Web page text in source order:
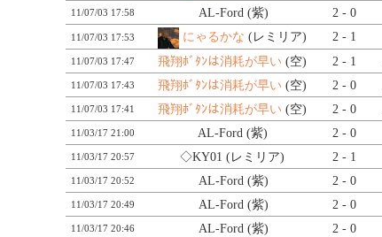
11/07/03 17:58 AL-Ford (紫) 2 - 0
11/07/03 17:53 にゃるかな (レミリア) 2 - 1
11/07/03 17:47 飛翔ﾎﾞﾀﾝは消耗が早い (空) 2 - 1
11/07/03 17:43 飛翔ﾎﾞﾀﾝは消耗が早い (空) 2 - 0
11/07/03 17:41 飛翔ﾎﾞﾀﾝは消耗が早い (空) 2 - 0
11/03/17 21:00 AL-Ford (紫) 2 - 0
11/03/17 20:57 ◇KY01 (レミリア) 2 - 1
11/03/17 20:52 AL-Ford (紫) 2 - 0
11/03/17 20:49 AL-Ford (紫) 2 - 0
11/03/17 20:46 AL-Ford (紫) 2 - 0